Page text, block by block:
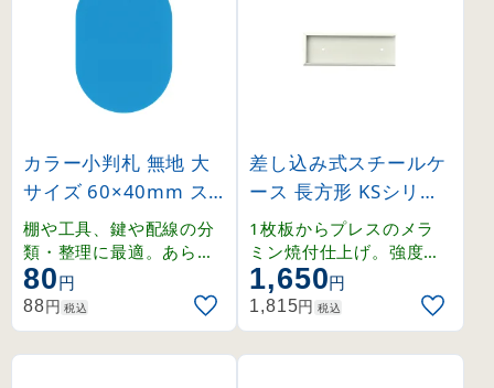
カラー小判札 無地 大
サイズ 60×40mm ス
カイブルー (200027)
棚や工具、鍵や配線の分
類・整理に最適。あらゆ
る場面で活躍するスチロ
ール製の無地小判札。
80円
88円 税込
差し込み式スチールケ
ース 長方形 KSシリー
ズ 内寸50×150mm (2
28050)
1枚板からプレスのメラ
ミン焼付仕上げ。強度、
耐熱・耐候性に優れたス
チール製ケース。
1,650円
1,815円 税込